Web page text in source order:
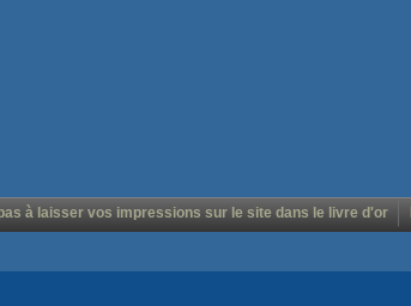
à laisser vos impressions sur le site dans le livre d'or